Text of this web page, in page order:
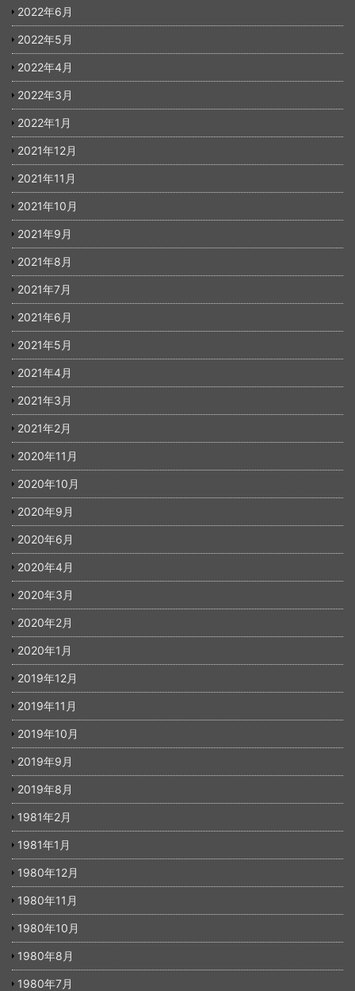
2022年6月
2022年5月
2022年4月
2022年3月
2022年1月
2021年12月
2021年11月
2021年10月
2021年9月
2021年8月
2021年7月
2021年6月
2021年5月
2021年4月
2021年3月
2021年2月
2020年11月
2020年10月
2020年9月
2020年6月
2020年4月
2020年3月
2020年2月
2020年1月
2019年12月
2019年11月
2019年10月
2019年9月
2019年8月
1981年2月
1981年1月
1980年12月
1980年11月
1980年10月
1980年8月
1980年7月